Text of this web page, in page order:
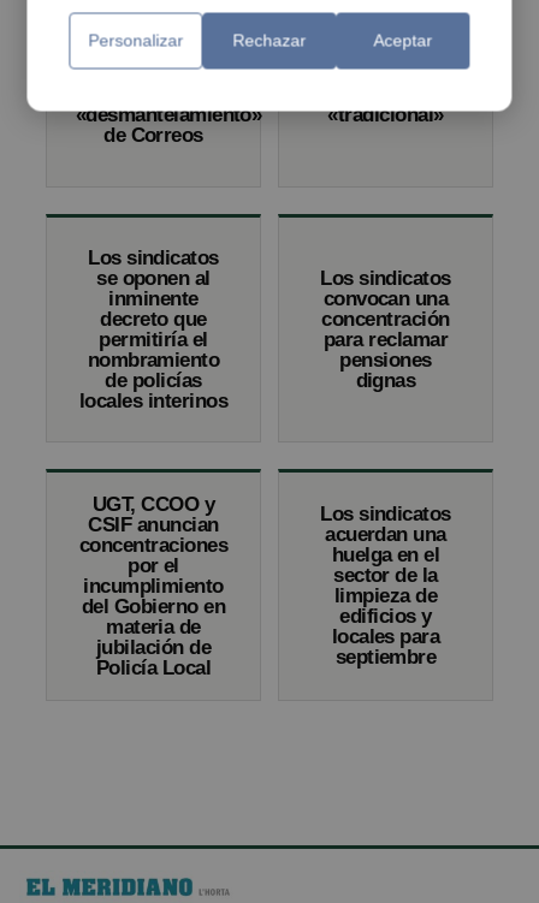
Los sindicatos
cifran en un 80%
los paros
parciales contra
«desmantelamiento»
de Correos
CNT realiza una
manifestación
del 1 de Mayo
«tradicional»
Los sindicatos
se oponen al
inminente
decreto que
permitiría el
nombramiento
de policías
locales interinos
Los sindicatos
convocan una
concentración
para reclamar
pensiones
dignas
UGT, CCOO y
CSIF anuncian
concentraciones
por el
incumplimiento
del Gobierno en
materia de
jubilación de
Policía Local
Los sindicatos
acuerdan una
huelga en el
sector de la
limpieza de
edificios y
locales para
septiembre
Personalizar Rechazar Aceptar